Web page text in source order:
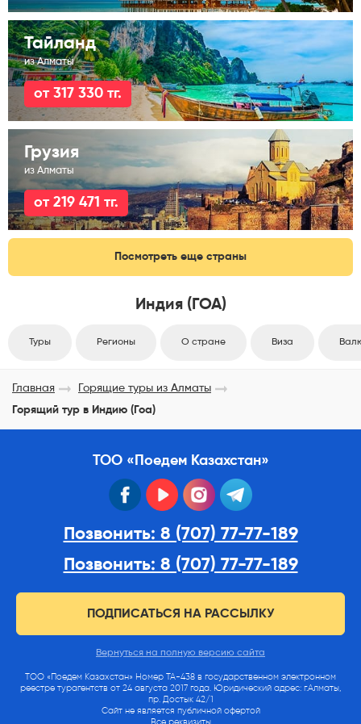
Тайланд
из Алматы
от 317 330 тг.
Грузия
из Алматы
от 219 471 тг.
Посмотреть еще страны
Индия (ГОА)
Туры Регионы О стране Виза
Главная
Горящие туры из Алматы
Горящий тур в Индию (Гоа)
ТОО «Поедем Казахстан»
facebook youtube instagram
Позвонить: 8 (707) 77-77-189
Позвонить: 8 (707) 77-77-189
ПОДПИСАТЬСЯ НА РАССЫЛКУ
Вернуться на полную версию сайта
ТОО «Поедем Казахстан» Номер ТА-438 в государственном электронном
реестре турагентств от 24 августа 2017 года. Юридический адрес: г.Алматы,
пр. Достык 42/1
Сайт не является публичной офертой